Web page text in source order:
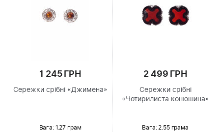
1 245 ГРН
Сережки срібні «Джимена»
Вага: 1.27 грам
2 499 ГРН
Сережки срібні
«Чотирилиста конюшина»
Вага: 2.55 грама